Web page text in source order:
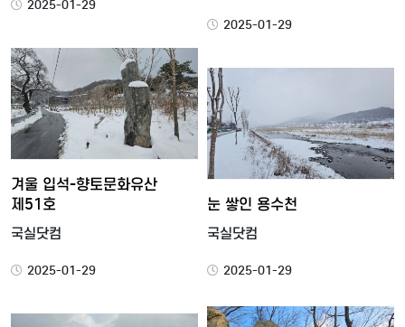
2025-01-29
2025-01-29
겨울 입석-향토문화유산
제51호
국실닷컴
2025-01-29
눈 쌓인 용수천
국실닷컴
2025-01-29